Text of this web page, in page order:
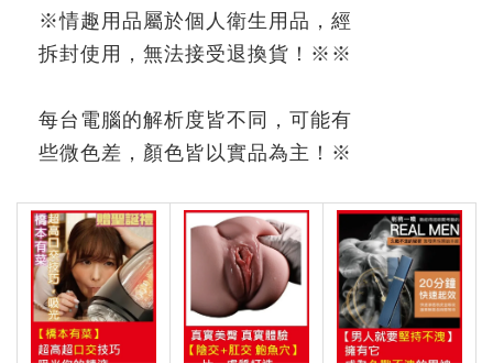
※情趣用品屬於個人衛生用品，經
拆封使用，無法接受退換貨！ ※※
每台電腦的解析度皆不同，可能有
些微色差，顏色皆以實品為主！ ※